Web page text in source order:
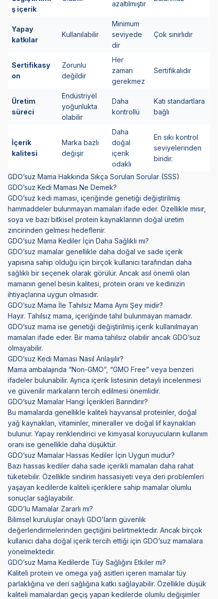
ş içerik
azaltılmıştır
Yapay
katkılar
Kullanılabilir
Minimum
seviyede
dir
Çok sınırlıdır
Sertifikasy
on
Zorunlu
değildir
Her
zaman
gerekmez
Sertifikalıdır
Üretim
süreci
Endüstriyel
yoğunlukta
olabilir
Daha
kontrollü
Katı standartlara
bağlı
İçerik
kalitesi
Marka bazlı
değişir
Daha
doğal
içerik
odaklı
En sıkı kontrol
seviyelerinden
biridir.
GDO’suz Mama Hakkında Sıkça Sorulan Sorular (SSS)
GDO’suz Kedi Maması Ne Demek?
GDO’suz kedi maması, içeriğinde genetiği değiştirilmiş
hammaddeler bulunmayan mamaları ifade eder. Özellikle mısır,
soya ve bazı bitkisel protein kaynaklarının doğal üretim
zincirinden gelmesi hedeflenir.
GDO’suz Mama Kediler İçin Daha Sağlıklı mı?
GDO’suz mamalar genellikle daha doğal ve sade içerik
yapısına sahip olduğu için birçok kullanıcı tarafından daha
sağlıklı bir seçenek olarak görülür. Ancak asıl önemli olan
mamanın genel besin kalitesi, protein oranı ve kedinizin
ihtiyaçlarına uygun olmasıdır.
GDO’suz Mama İle Tahılsız Mama Aynı Şey midir?
Hayır. Tahılsız mama, içeriğinde tahıl bulunmayan mamadır.
GDO’suz mama ise genetiği değiştirilmiş içerik kullanılmayan
mamaları ifade eder. Bir mama tahılsız olabilir ancak GDO’suz
olmayabilir.
GDO’suz Kedi Maması Nasıl Anlaşılır?
Mama ambalajında “Non-GMO”, “GMO Free” veya benzeri
ifadeler bulunabilir. Ayrıca içerik listesinin detaylı incelenmesi
ve güvenilir markaların tercih edilmesi önemlidir.
GDO’suz Mamalar Hangi İçerikleri Barındırır?
Bu mamalarda genellikle kaliteli hayvansal proteinler, doğal
yağ kaynakları, vitaminler, mineraller ve doğal lif kaynakları
bulunur. Yapay renklendirici ve kimyasal koruyucuların kullanım
oranı ise genellikle daha düşüktür.
GDO’suz Mamalar Hassas Kediler İçin Uygun mudur?
Bazı hassas kediler daha sade içerikli mamaları daha rahat
tüketebilir. Özellikle sindirim hassasiyeti veya deri problemleri
yaşayan kedilerde kaliteli içeriklere sahip mamalar olumlu
sonuçlar sağlayabilir.
GDO’lu Mamalar Zararlı mı?
Bilimsel kuruluşlar onaylı GDO’ların güvenlik
değerlendirmelerinden geçtiğini belirtmektedir. Ancak birçok
kullanıcı daha doğal içerik tercih ettiği için GDO’suz mamalara
yönelmektedir.
GDO’suz Mama Kedilerde Tüy Sağlığını Etkiler mi?
Kaliteli protein ve omega yağ asitleri içeren mamalar tüy
parlaklığına ve deri sağlığına katkı sağlayabilir. Özellikle düşük
kaliteli mamalardan geçiş yapan kedilerde olumlu değişimler